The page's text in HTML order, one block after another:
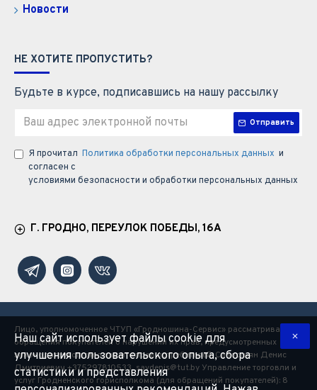
Новости
НЕ ХОТИТЕ ПРОПУСТИТЬ?
Будьте в курсе, подписавшись на нашу рассылку
Отправить
Я прочитал Политика обработки персональных данных и
согласен с
условиями безопасности и обработки персональных данных
Г. ГРОДНО, ПЕРЕУЛОК ПОБЕДЫ, 16А
Лицо, уполномоченное ЧТУП «Гродношина-Сервис» рассматривать
обращения покупателей о нарушении их прав, предусмотренных
законодательством о защите прав потребителей: Савостьян Денис
Дмитриевич +375297810533, savdenis@tut.by Управление торговли и
услуг Гродненского горисполкома (для обращений покупателей): 8
Наш сайт использует файлы cookie для
улучшения пользовательского опыта, сбора
статистики и представления